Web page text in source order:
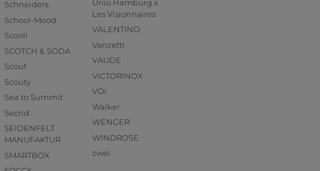
Schneiders
School-Mood
Scooli
SCOTCH & SODA
Scout
Scouty
Sea to Summit
Secrid
SEIDENFELT
MANUFAKTUR
SMARTBOX
Unio Hamburg x
Les Visionnaires
VALENTINO
Vanzetti
VAUDE
VICTORINOX
VOi
Walker
WENGER
WINDROSE
zwei